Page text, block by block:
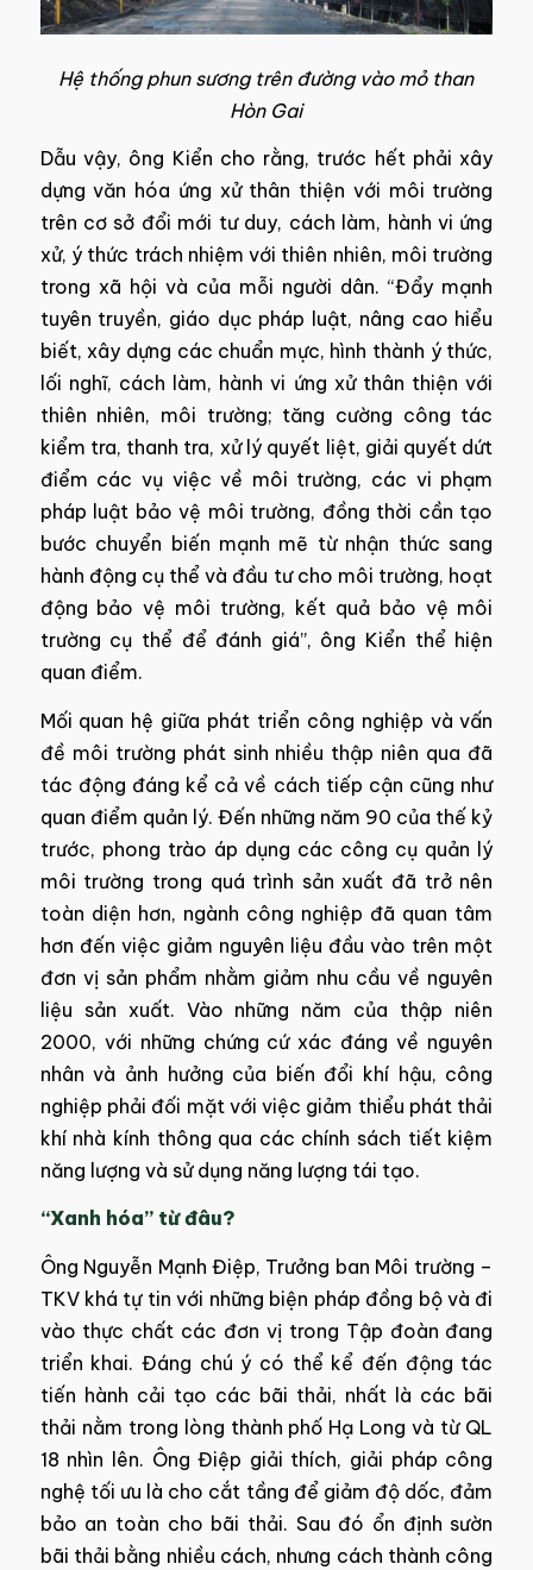
Hệ thống phun sương trên đường vào mỏ than
Hòn Gai
Dẫu vậy, ông Kiển cho rằng, trước hết phải xây
dựng văn hóa ứng xử thân thiện với môi trường
trên cơ sở đổi mới tư duy, cách làm, hành vi ứng
xử, ý thức trách nhiệm với thiên nhiên, môi trường
trong xã hội và của mỗi người dân. “Đẩy mạnh
tuyên truyền, giáo dục pháp luật, nâng cao hiểu
biết, xây dựng các chuẩn mực, hình thành ý thức,
lối nghĩ, cách làm, hành vi ứng xử thân thiện với
thiên nhiên, môi trường; tăng cường công tác
kiểm tra, thanh tra, xử lý quyết liệt, giải quyết dứt
điểm các vụ việc về môi trường, các vi phạm
pháp luật bảo vệ môi trường, đồng thời cần tạo
bước chuyển biến mạnh mẽ từ nhận thức sang
hành động cụ thể và đầu tư cho môi trường, hoạt
động bảo vệ môi trường, kết quả bảo vệ môi
trường cụ thể để đánh giá”, ông Kiển thể hiện
quan điểm.
Mối quan hệ giữa phát triển công nghiệp và vấn
đề môi trường phát sinh nhiều thập niên qua đã
tác động đáng kể cả về cách tiếp cận cũng như
quan điểm quản lý. Đến những năm 90 của thế kỷ
trước, phong trào áp dụng các công cụ quản lý
môi trường trong quá trình sản xuất đã trở nên
toàn diện hơn, ngành công nghiệp đã quan tâm
hơn đến việc giảm nguyên liệu đầu vào trên một
đơn vị sản phẩm nhằm giảm nhu cầu về nguyên
liệu sản xuất. Vào những năm của thập niên
2000, với những chứng cứ xác đáng về nguyên
nhân và ảnh hưởng của biến đổi khí hậu, công
nghiệp phải đối mặt với việc giảm thiểu phát thải
khí nhà kính thông qua các chính sách tiết kiệm
năng lượng và sử dụng năng lượng tái tạo.
“Xanh hóa” từ đâu?
Ông Nguyễn Mạnh Điệp, Trưởng ban Môi trường –
TKV khá tự tin với những biện pháp đồng bộ và đi
vào thực chất các đơn vị trong Tập đoàn đang
triển khai. Đáng chú ý có thể kể đến động tác
tiến hành cải tạo các bãi thải, nhất là các bãi
thải nằm trong lòng thành phố Hạ Long và từ QL
18 nhìn lên. Ông Điệp giải thích, giải pháp công
nghệ tối ưu là cho cắt tầng để giảm độ dốc, đảm
bảo an toàn cho bãi thải. Sau đó ổn định sườn
bãi thải bằng nhiều cách, nhưng cách thành công